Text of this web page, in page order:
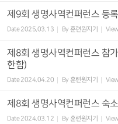
제9회 생명사역컨퍼런스 등
Date 2025.03.13 By 훈련원지기
제8회 생명사역컨퍼런스 참
한함)
Date 2024.04.20 By 훈련원지기
제8회 생명사역컨퍼런스 숙
Date 2024.03.12 By 훈련원지기